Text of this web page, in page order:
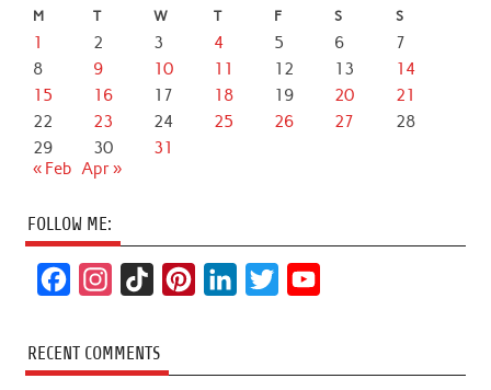
M T W T F S S
1 2 3 4 5 6
7
8
9 10 11 12 13
14
15
16 17 18 19 20
21
22
23 24 25 26 27
28
29
30
31
« Feb Apr »
FOLLOW ME:
c
e
s
t
k
T
t
k
t
T
RECENT COMMENTS